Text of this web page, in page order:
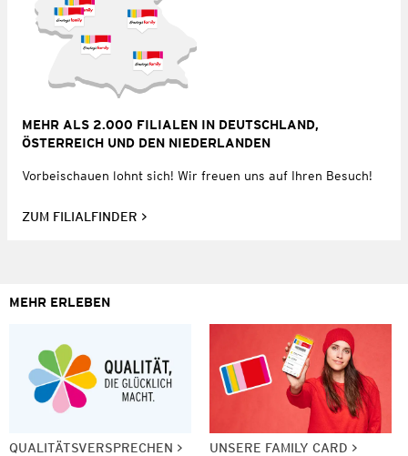
MEHR ALS 2.000 FILIALEN IN DEUTSCHLAND,
ÖSTERREICH UND DEN NIEDERLANDEN
Vorbeischauen lohnt sich! Wir freuen uns auf Ihren Besuch!
ZUM FILIALFINDER
MEHR ERLEBEN
QUALITÄTSVERSPRECHEN UNSERE FAMILY CARD